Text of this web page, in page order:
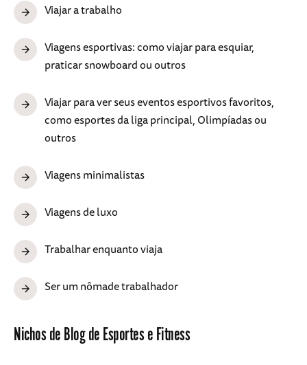
Viajar a trabalho
Viagens esportivas: como viajar para esquiar,
praticar snowboard ou outros
Viajar para ver seus eventos esportivos favoritos,
como esportes da liga principal, Olimpíadas ou
outros
Viagens minimalistas
Viagens de luxo
Trabalhar enquanto viaja
Ser um nômade trabalhador
Nichos de Blog de Esportes e Fitness